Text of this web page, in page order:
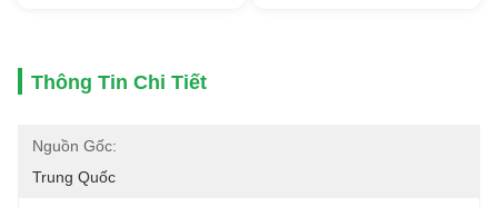
Thông Tin Chi Tiết
Nguồn Gốc:
Trung Quốc